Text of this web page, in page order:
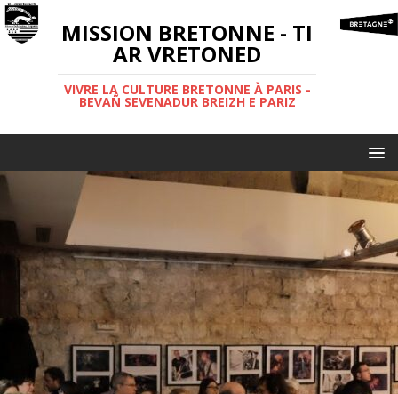
MISSION BRETONNE - TI
AR VRETONED
VIVRE LA CULTURE BRETONNE À PARIS -
BEVAÑ SEVENADUR BREIZH E PARIZ